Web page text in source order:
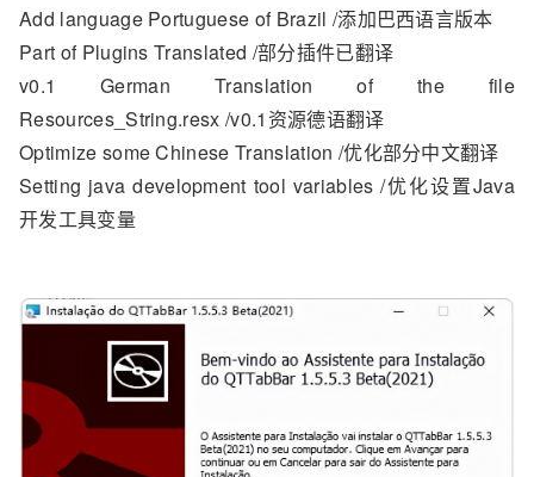
Add language Portuguese of Brazil /添加巴西语言版本
Part of Plugins Translated /部分插件已翻译
v0.1 German Translation of the file
Resources_String.resx /v0.1资源德语翻译
Optimize some Chinese Translation /优化部分中文翻译
Setting java development tool variables /优化设置Java
开发工具变量